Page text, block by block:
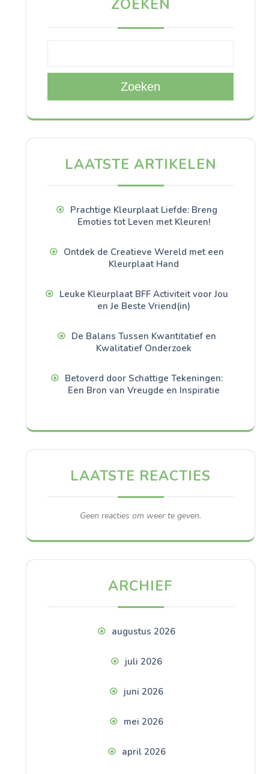
ZOEKEN
Zoeken
LAATSTE ARTIKELEN
Prachtige Kleurplaat Liefde: Breng
Emoties tot Leven met Kleuren!
Ontdek de Creatieve Wereld met een
Kleurplaat Hand
Leuke Kleurplaat BFF Activiteit voor Jou
en Je Beste Vriend(in)
De Balans Tussen Kwantitatief en
Kwalitatief Onderzoek
Betoverd door Schattige Tekeningen:
Een Bron van Vreugde en Inspiratie
LAATSTE REACTIES
Geen reacties om weer te geven.
ARCHIEF
augustus 2026
juli 2026
juni 2026
mei 2026
april 2026